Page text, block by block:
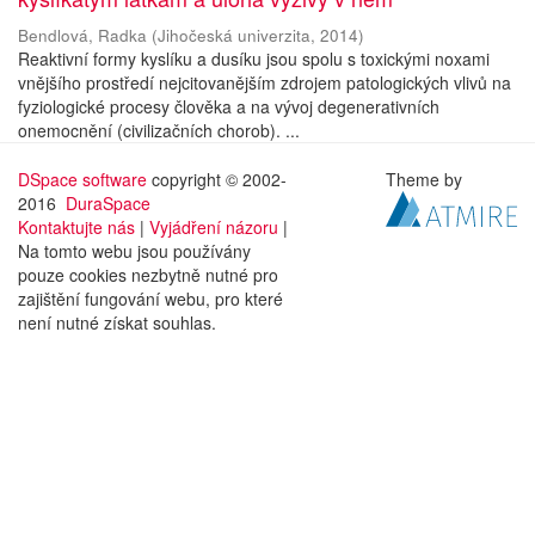
Bendlová, Radka (Jihočeská univerzita, 2014)
Reaktivní formy kyslíku a dusíku jsou spolu s toxickými noxami
vnějšího prostředí nejcitovanějším zdrojem patologických vlivů na
fyziologické procesy člověka a na vývoj degenerativních
onemocnění (civilizačních chorob). ...
DSpace software copyright © 2002-
2016 DuraSpace
Kontaktujte nás | Vyjádření názoru |
Na tomto webu jsou používány
pouze cookies nezbytně nutné pro
zajištění fungování webu, pro které
není nutné získat souhlas.
Theme by